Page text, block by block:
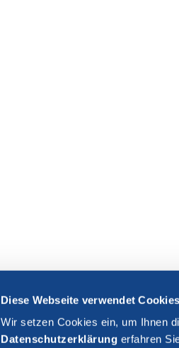
Diese Webseite verwendet Cookies
Wir setzen Cookies ein, um Ihnen
Datenschutzerklärung erfahren